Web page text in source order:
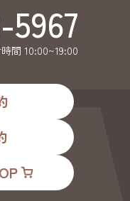
5967
間 10:00~19:00